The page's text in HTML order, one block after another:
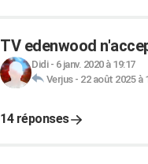
TV edenwood
Didi- 6 janv. 2020 à 19:17
Verjus- 22 août 2025 à
14 réponses